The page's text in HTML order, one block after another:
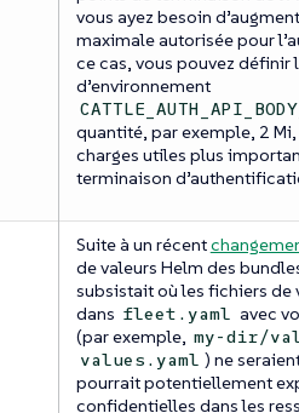
vous ayez besoin
maximale autorisée pour
ce cas, vous pouvez définir
d’environnement
quantité, par exemple, 2
charges utiles plus
terminaison
Suite à un récent
de valeurs Helm des
subsistait où les fichiers de
dans fleet.yaml avec
(par exemple, my-dir/
values.yaml ) ne
pourrait potentiellement
confidentielles dans les